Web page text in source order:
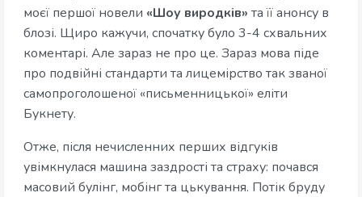
моєї першої новели «Шоу виродків» та її анонсу в
блозі. Щиро кажучи, спочатку було 3-4 схвальних
коментарі. Але зараз не про це. Зараз мова піде
про подвійні стандарти та лицемірство так званої
самопроголошеної «письменницької» еліти
Букнету.
Отже, після нечисленних перших відгуків
увімкнулася машина заздрості та страху: почався
масовий булінг, мобінг та цькування. Потік бруду